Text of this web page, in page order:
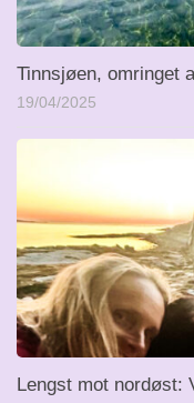
Tinnsjøen, omringet
19/04/2025
Lengst mot nordøst: